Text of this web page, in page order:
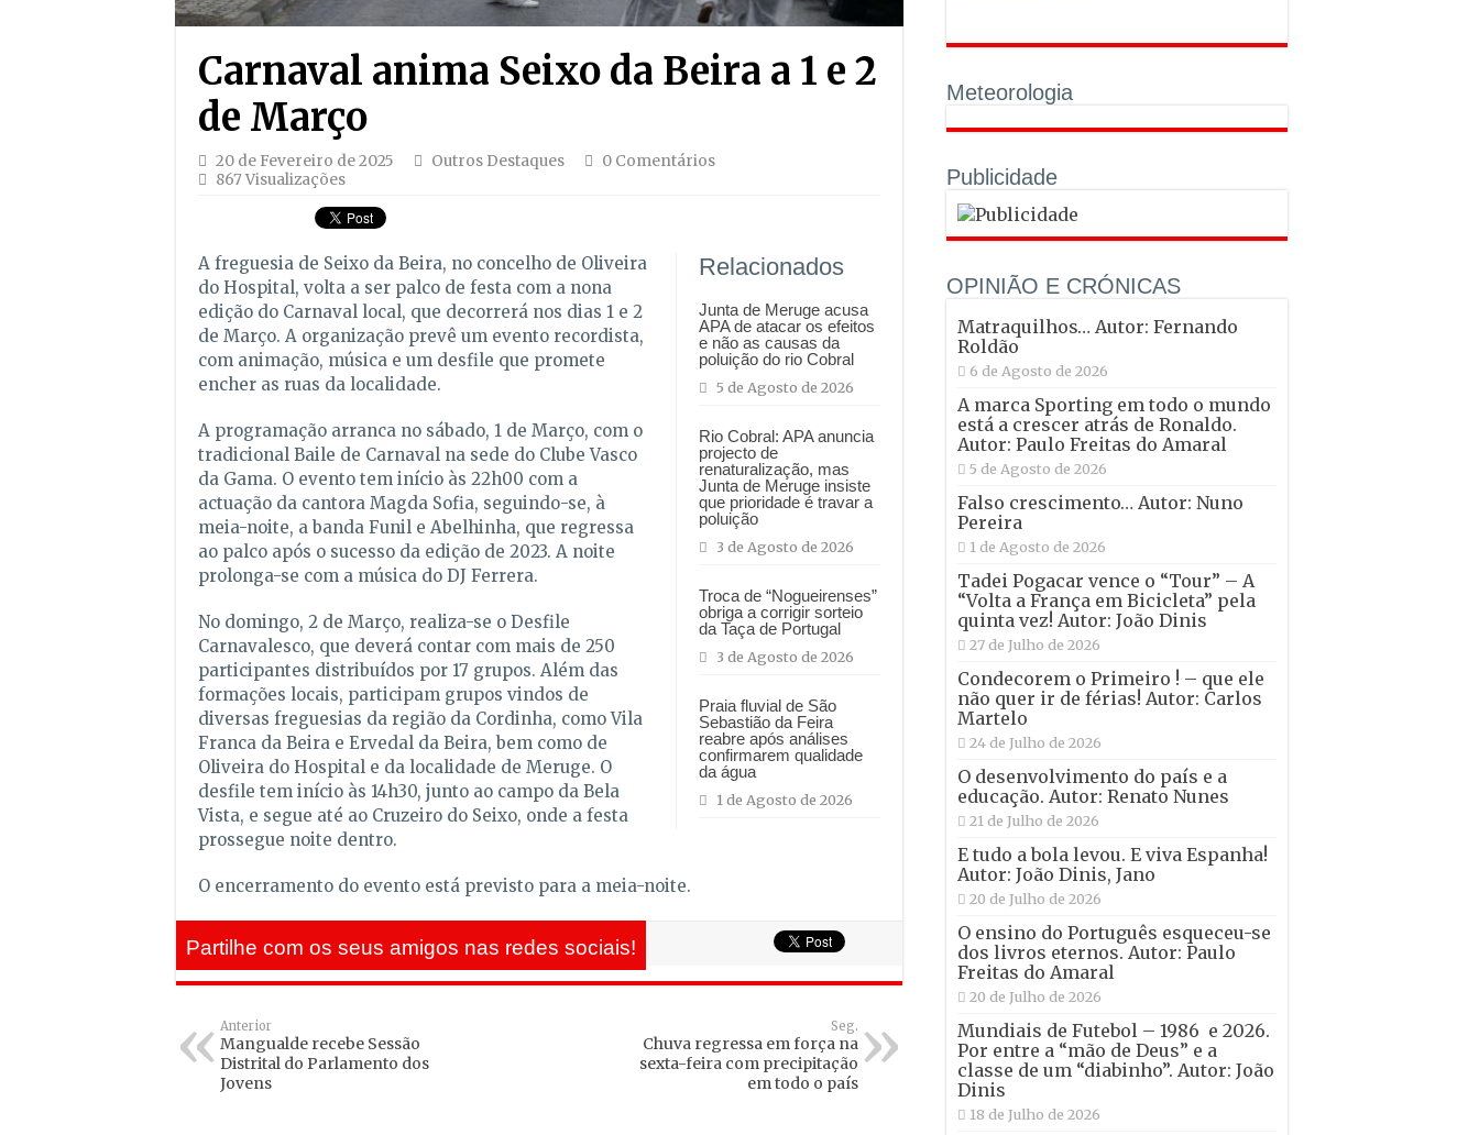
Carnaval anima Seixo da Beira a 1 e 2
de Março
20 de Fevereiro de 2025 Outros Destaques
0 Comentários
867 Visualizações
Relacionados
Junta de Meruge acusa
APA de atacar os efeitos
e não as causas da
poluição do rio Cobral
5 de Agosto de 2026
Rio Cobral: APA anuncia
projecto de
renaturalização, mas
Junta de Meruge insiste
que prioridade é travar a
poluição
3 de Agosto de 2026
Troca de “Nogueirenses”
obriga a corrigir sorteio
da Taça de Portugal
3 de Agosto de 2026
Praia fluvial de São
Sebastião da Feira
reabre após análises
confirmarem qualidade
da água
1 de Agosto de 2026
A freguesia de Seixo da Beira, no concelho de Oliveira
do Hospital, volta a ser palco de festa com a nona
edição do Carnaval local, que decorrerá nos dias 1 e 2
de Março. A organização prevê um evento recordista,
com animação, música e um desfile que promete
encher as ruas da localidade.
A programação arranca no sábado, 1 de Março, com o
tradicional Baile de Carnaval na sede do Clube Vasco
da Gama. O evento tem início às 22h00 com a
actuação da cantora Magda Sofia, seguindo-se, à
meia-noite, a banda Funil e Abelhinha, que regressa
ao palco após o sucesso da edição de 2023. A noite
prolonga-se com a música do DJ Ferrera.
No domingo, 2 de Março, realiza-se o Desfile
Carnavalesco, que deverá contar com mais de 250
participantes distribuídos por 17 grupos. Além das
formações locais, participam grupos vindos de
diversas freguesias da região da Cordinha, como Vila
Franca da Beira e Ervedal da Beira, bem como de
Oliveira do Hospital e da localidade de Meruge. O
desfile tem início às 14h30, junto ao campo da Bela
Vista, e segue até ao Cruzeiro do Seixo, onde a festa
prossegue noite dentro.
O encerramento do evento está previsto para a meia-noite.
Partilhe com os seus amigos nas redes sociais!
Anterior
Mangualde recebe Sessão
Distrital do Parlamento dos
Jovens
Seg.
Chuva regressa em força na
sexta-feira com precipitação
em todo o país
Meteorologia
Publicidade
OPINIÃO E CRÓNICAS
Matraquilhos… Autor: Fernando
Roldão
6 de Agosto de 2026
A marca Sporting em todo o mundo
está a crescer atrás de Ronaldo.
Autor: Paulo Freitas do Amaral
5 de Agosto de 2026
Falso crescimento… Autor: Nuno
Pereira
1 de Agosto de 2026
Tadei Pogacar vence o “Tour” – A
“Volta a França em Bicicleta” pela
quinta vez! Autor: João Dinis
27 de Julho de 2026
Condecorem o Primeiro ! – que ele
não quer ir de férias! Autor: Carlos
Martelo
24 de Julho de 2026
O desenvolvimento do país e a
educação. Autor: Renato Nunes
21 de Julho de 2026
E tudo a bola levou. E viva Espanha!
Autor: João Dinis, Jano
20 de Julho de 2026
O ensino do Português esqueceu-se
dos livros eternos. Autor: Paulo
Freitas do Amaral
20 de Julho de 2026
Mundiais de Futebol – 1986 e 2026.
Por entre a “mão de Deus” e a
classe de um “diabinho”. Autor: João
Dinis
18 de Julho de 2026